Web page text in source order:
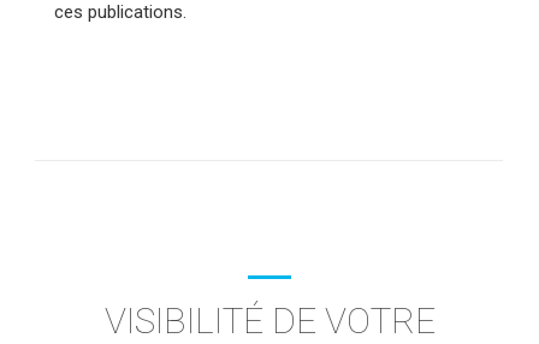
ces publications.
VISIBILITÉ DE VOTRE